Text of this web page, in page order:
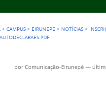
>CAMPUS > EIRUNEPE > NOTÍCIAS >
porComunicação-Eirunepé —